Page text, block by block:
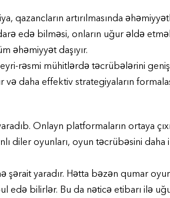
qazancların artırılmasında
edə bilməsi, onların uğur əldə
əhəmiyyət daşıyır.
rəsmi mühitlərdə təcrübələrini
daha effektiv strategiyaların
Onlayn platformaların ortaya
diler oyunları, oyun təcrübəsini
şərait yaradır. Hətta bəzən qumar
edə bilirlər. Bu da nəticə etibarı ilə